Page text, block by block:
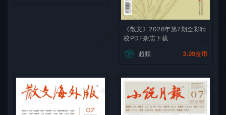
《散文》2026年第7期全彩精
校PDF杂志下载
超频 3.99金币
微刊杂志社
微刊杂
微刊杂志社
微刊杂